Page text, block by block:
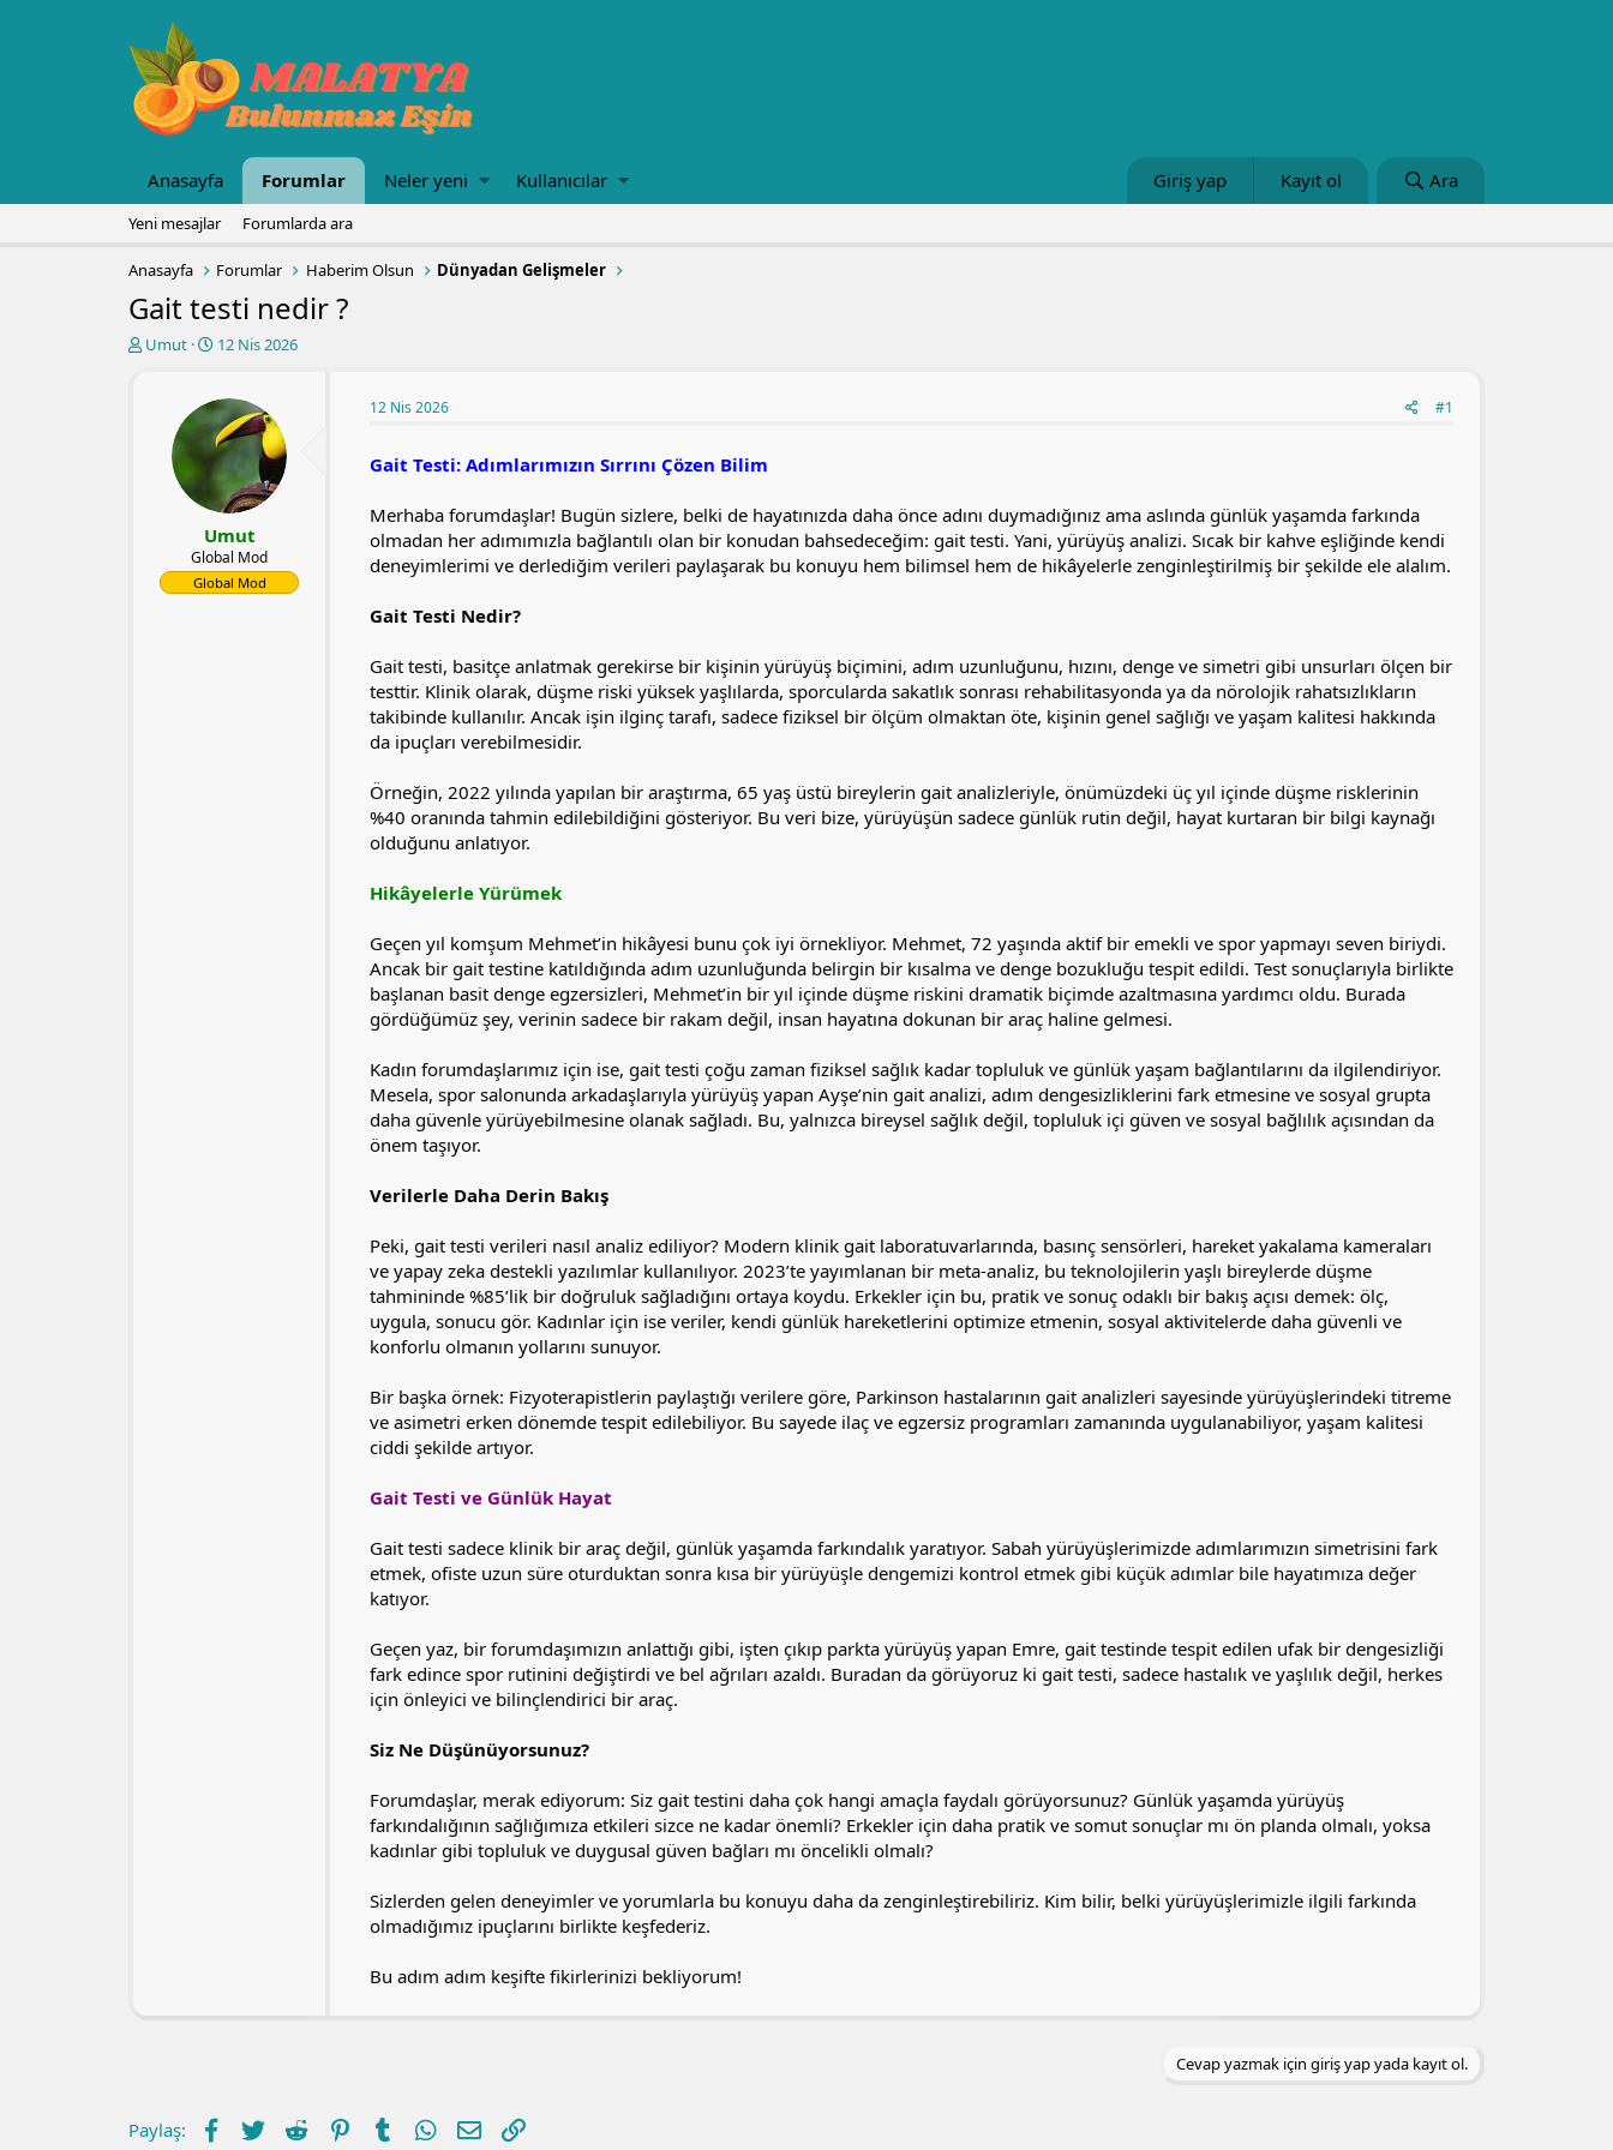
Anasayfa Forumlar Neler yeni Kullanıcılar Giriş yap Kayıt ol Ara
Yeni mesajlar Forumlarda ara
Anasayfa Forumlar Haberim Olsun Dünyadan Gelişmeler
Gait testi nedir ?
K
Umut
B
l
a
n
g
ç
t
a
r
12 Nis 2026
Umut
Global Mod
Global Mod
12 Nis 2026 #1
Gait Testi: Adımlarımızın Sırrını Çözen Bilim
Merhaba forumdaşlar! Bugün sizlere, belki de hayatınızda daha önce adını duymadığınız ama aslında günlük yaşamda farkında
olmadan her adımımızla bağlantılı olan bir konudan bahsedeceğim: gait testi. Yani, yürüyüş analizi. Sıcak bir kahve eşliğinde kendi
deneyimlerimi ve derlediğim verileri paylaşarak bu konuyu hem bilimsel hem de hikâyelerle zenginleştirilmiş bir şekilde ele alalım.
Gait Testi Nedir?
Gait testi, basitçe anlatmak gerekirse bir kişinin yürüyüş biçimini, adım uzunluğunu, hızını, denge ve simetri gibi unsurları ölçen bir
testtir. Klinik olarak, düşme riski yüksek yaşlılarda, sporcularda sakatlık sonrası rehabilitasyonda ya da nörolojik rahatsızlıkların
takibinde kullanılır. Ancak işin ilginç tarafı, sadece fiziksel bir ölçüm olmaktan öte, kişinin genel sağlığı ve yaşam kalitesi hakkında
da ipuçları verebilmesidir.
Örneğin, 2022 yılında yapılan bir araştırma, 65 yaş üstü bireylerin gait analizleriyle, önümüzdeki üç yıl içinde düşme risklerinin
%40 oranında tahmin edilebildiğini gösteriyor. Bu veri bize, yürüyüşün sadece günlük rutin değil, hayat kurtaran bir bilgi kaynağı
olduğunu anlatıyor.
Hikâyelerle Yürümek
Geçen yıl komşum Mehmet’in hikâyesi bunu çok iyi örnekliyor. Mehmet, 72 yaşında aktif bir emekli ve spor yapmayı seven biriydi.
Ancak bir gait testine katıldığında adım uzunluğunda belirgin bir kısalma ve denge bozukluğu tespit edildi. Test sonuçlarıyla birlikte
başlanan basit denge egzersizleri, Mehmet’in bir yıl içinde düşme riskini dramatik biçimde azaltmasına yardımcı oldu. Burada
gördüğümüz şey, verinin sadece bir rakam değil, insan hayatına dokunan bir araç haline gelmesi.
Kadın forumdaşlarımız için ise, gait testi çoğu zaman fiziksel sağlık kadar topluluk ve günlük yaşam bağlantılarını da ilgilendiriyor.
Mesela, spor salonunda arkadaşlarıyla yürüyüş yapan Ayşe’nin gait analizi, adım dengesizliklerini fark etmesine ve sosyal grupta
daha güvenle yürüyebilmesine olanak sağladı. Bu, yalnızca bireysel sağlık değil, topluluk içi güven ve sosyal bağlılık açısından da
önem taşıyor.
Verilerle Daha Derin Bakış
Peki, gait testi verileri nasıl analiz ediliyor? Modern klinik gait laboratuvarlarında, basınç sensörleri, hareket yakalama kameraları
ve yapay zeka destekli yazılımlar kullanılıyor. 2023’te yayımlanan bir meta-analiz, bu teknolojilerin yaşlı bireylerde düşme
tahmininde %85’lik bir doğruluk sağladığını ortaya koydu. Erkekler için bu, pratik ve sonuç odaklı bir bakış açısı demek: ölç,
uygula, sonucu gör. Kadınlar için ise veriler, kendi günlük hareketlerini optimize etmenin, sosyal aktivitelerde daha güvenli ve
konforlu olmanın yollarını sunuyor.
Bir başka örnek: Fizyoterapistlerin paylaştığı verilere göre, Parkinson hastalarının gait analizleri sayesinde yürüyüşlerindeki titreme
ve asimetri erken dönemde tespit edilebiliyor. Bu sayede ilaç ve egzersiz programları zamanında uygulanabiliyor, yaşam kalitesi
ciddi şekilde artıyor.
Gait Testi ve Günlük Hayat
Gait testi sadece klinik bir araç değil, günlük yaşamda farkındalık yaratıyor. Sabah yürüyüşlerimizde adımlarımızın simetrisini fark
etmek, ofiste uzun süre oturduktan sonra kısa bir yürüyüşle dengemizi kontrol etmek gibi küçük adımlar bile hayatımıza değer
katıyor.
Geçen yaz, bir forumdaşımızın anlattığı gibi, işten çıkıp parkta yürüyüş yapan Emre, gait testinde tespit edilen ufak bir dengesizliği
fark edince spor rutinini değiştirdi ve bel ağrıları azaldı. Buradan da görüyoruz ki gait testi, sadece hastalık ve yaşlılık değil, herkes
için önleyici ve bilinçlendirici bir araç.
Siz Ne Düşünüyorsunuz?
Forumdaşlar, merak ediyorum: Siz gait testini daha çok hangi amaçla faydalı görüyorsunuz? Günlük yaşamda yürüyüş
farkındalığının sağlığımıza etkileri sizce ne kadar önemli? Erkekler için daha pratik ve somut sonuçlar mı ön planda olmalı, yoksa
kadınlar gibi topluluk ve duygusal güven bağları mı öncelikli olmalı?
Sizlerden gelen deneyimler ve yorumlarla bu konuyu daha da zenginleştirebiliriz. Kim bilir, belki yürüyüşlerimizle ilgili farkında
olmadığımız ipuçlarını birlikte keşfederiz.
Bu adım adım keşifte fikirlerinizi bekliyorum!
Cevap yazmak için giriş yap yada kayıt ol.
Paylaş: Facebook
TwitterReddit PinterestTumblr WhatsApp
E-postaLink